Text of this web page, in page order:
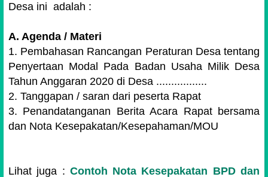
Desa ini adalah :
A. Agenda / Materi
1. Pembahasan Rancangan Peraturan Desa tentang
Penyertaan Modal Pada Badan Usaha Milik Desa
Tahun Anggaran 2020 di Desa .................
2. Tanggapan / saran dari peserta Rapat
3. Penandatanganan Berita Acara Rapat bersama
dan Nota Kesepakatan/Kesepahaman/MOU
Lihat juga : Contoh Nota Kesepakatan BPD dan